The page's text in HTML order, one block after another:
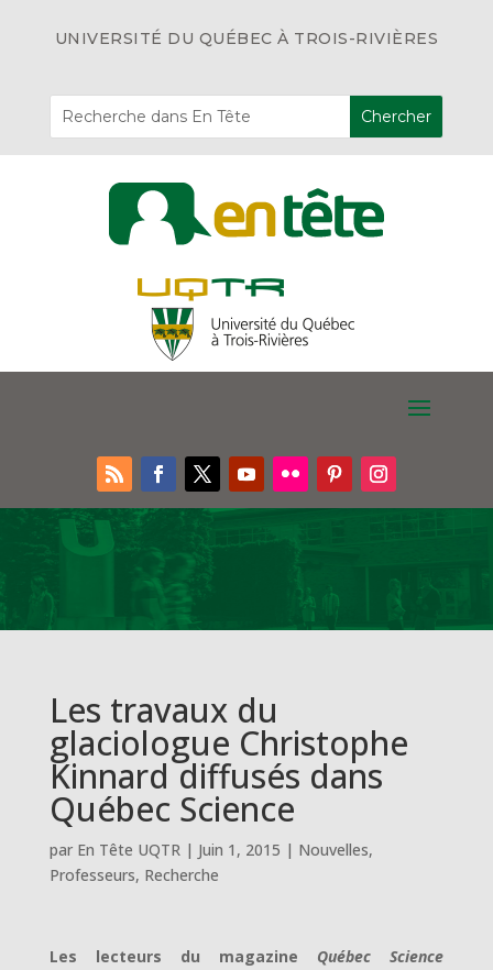
UNIVERSITÉ DU QUÉBEC À TROIS-RIVIÈRES
Les travaux du
glaciologue Christophe
Kinnard diffusés dans
Québec Science
par En Tête UQTR| Juin 1, 2015 | Nouvelles,
Professeurs, Recherche
Les lecteurs du magazine Québec Science